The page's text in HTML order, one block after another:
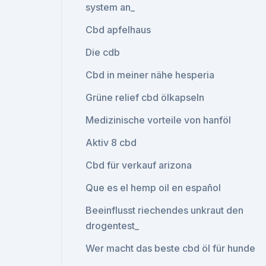
system an_
Cbd apfelhaus
Die cdb
Cbd in meiner nähe hesperia
Grüne relief cbd ölkapseln
Medizinische vorteile von hanföl
Aktiv 8 cbd
Cbd für verkauf arizona
Que es el hemp oil en español
Beeinflusst riechendes unkraut den
drogentest_
Wer macht das beste cbd öl für hunde